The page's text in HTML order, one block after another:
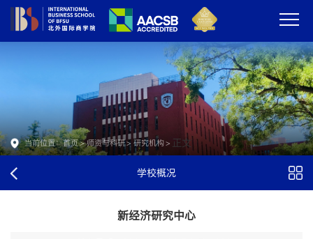
当前位置：首页>师资与科研>研究机构> 正文
学校概况
新经济研究中心